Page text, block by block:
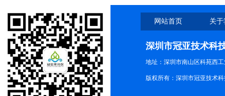
网站首页 关
深圳市冠亚技术科
地址：深圳市南山区科苑西
版权所有：深圳市冠亚技术